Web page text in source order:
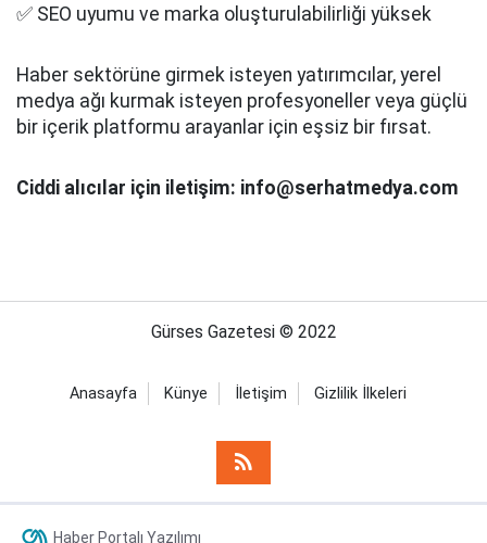
✅ SEO uyumu ve marka oluşturulabilirliği yüksek
Haber sektörüne girmek isteyen yatırımcılar, yerel
medya ağı kurmak isteyen profesyoneller veya güçlü
bir içerik platformu arayanlar için eşsiz bir fırsat.
Ciddi alıcılar için iletişim: info@serhatmedya.com
Gürses Gazetesi © 2022
Anasayfa Künye İletişim Gizlilik İlkeleri
Haber Portalı Yazılımı